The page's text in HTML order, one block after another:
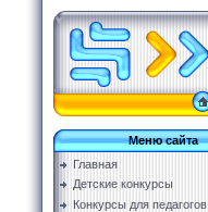
Меню сайта
Главная
Детские конкурсы
Конкурсы для педагогов